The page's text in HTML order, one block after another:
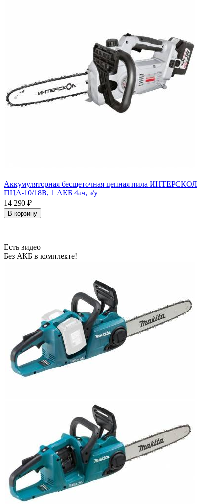
Аккумуляторная бесщеточная цепная пила ИНТЕРСКОЛ
ПЦА-10/18В, 1 АКБ 4ач, з/у
14 290 ₽
В корзину
Есть видео
Без АКБ в комплекте!